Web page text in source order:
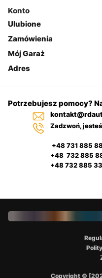
Konto
Ulubione
Zamówienia
Mój Garaż
Adres
Potrzebujesz pomocy?
Zadzwoń,
+48 731 885
+48 732 885
+48 732 885
Copyright ©